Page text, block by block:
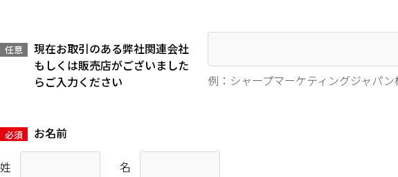
現在お取引のある弊社関連会社
もしくは販売店がございました
らご入力ください
任意
例：シャープマーケティングジャパ
お名前
必須
姓 名